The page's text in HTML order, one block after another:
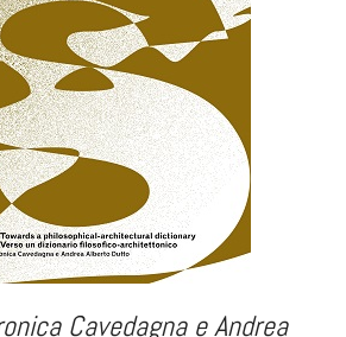
Cavedagna e Andrea